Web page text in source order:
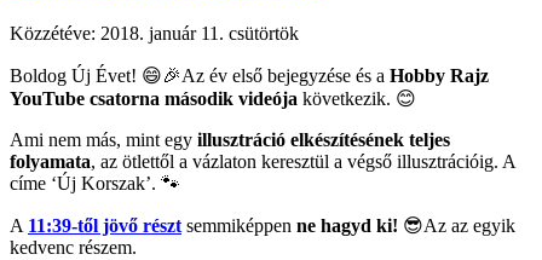
Közzétéve: 2018. január 11. csütörtök
Boldog Új Évet! 😄🎉Az év első bejegyzése és a Hobby Rajz
YouTube csatorna második videója következik. 😊
Ami nem más, mint egy illusztráció elkészítésének teljes
folyamata, az ötlettől a vázlaton keresztül a végső illusztrációig. A
címe ‘Új Korszak’. 🐾
A 11:39-től jövő résztsemmiképpen ne hagyd ki! 😎Az az egyik
kedvenc részem.